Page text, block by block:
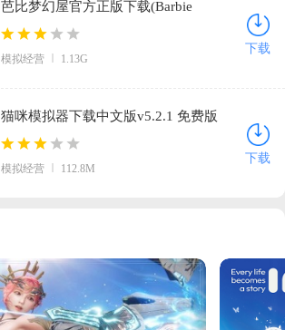
芭比梦幻屋官方正版下载(Barbie
Dreamhouse Adventures)v2025.7.4 安卓
版
模拟经营 1.13G
下载
猫咪模拟器下载中文版v5.2.1 免费版
模拟经营 112.8M
下载